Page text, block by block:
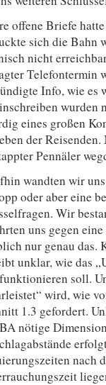
offene Briefe
sich die Bahn
nicht
Telefontermin
Info, wie es
wurden
eines großen
der
Pennäler
wandten wir
oder aber eine
Wir
uns gegen
nur genau das.
unklar, wie das
soll.
wird, wie
1.3 gefordert.
nötige
nach